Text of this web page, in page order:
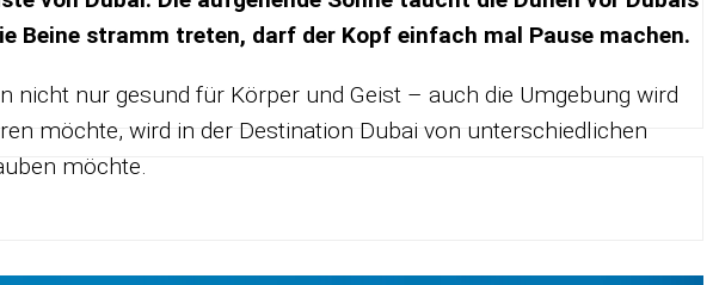
Beine stramm tre­ten, darf der Kopf ein­fach mal Pause ma­chen.
nur ge­sund für Kör­per und Geist – auch die Um­ge­bung wird
möchte, wird in der De­sti­na­tion Du­bai von un­ter­schied­li­chen
möchte.